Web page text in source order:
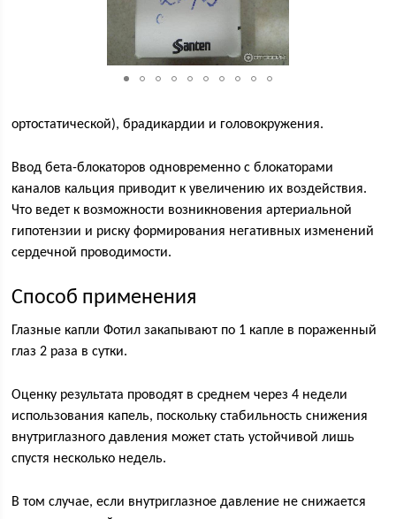
ортостатической), брадикардии и головокружения.
Ввод бета-блокаторов одновременно с блокаторами
каналов кальция приводит к увеличению их воздействия.
Что ведет к возможности возникновения артериальной
гипотензии и риску формирования негативных изменений
сердечной проводимости.
Способ применения
Глазные капли Фотил закапывают по 1 капле в пораженный
глаз 2 раза в сутки.
Оценку результата проводят в среднем через 4 недели
использования капель, поскольку стабильность снижения
внутриглазного давления может стать устойчивой лишь
спустя несколько недель.
В том случае, если внутриглазное давление не снижается